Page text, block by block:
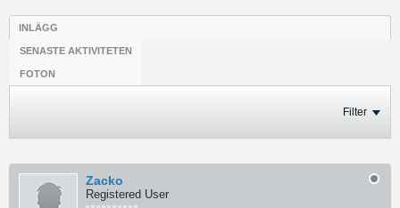
INLÄGG
SENASTE AKTIVITETEN
FOTON
Filter
Zacko
Registered User